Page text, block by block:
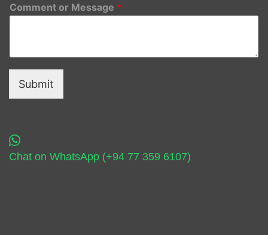
Comment or Message *
Submit
Chat on WhatsApp (+94 77 359 6107)